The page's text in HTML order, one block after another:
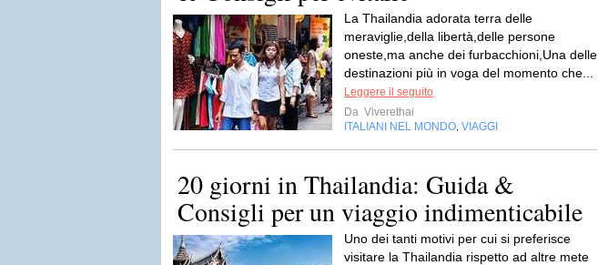
La Thailandia adorata terra delle
meraviglie,della libertà,delle persone
oneste,ma anche dei furbacchioni,Una delle
destinazioni più in voga del momento che...
Leggere il seguito
Da Viverethai
ITALIANI NEL MONDO VIAGGI
20 giorni in Thailandia: Guida &
Consigli per un viaggio indimenticabile
Uno dei tanti motivi per cui si preferisce
visitare la Thailandia rispetto ad altre mete